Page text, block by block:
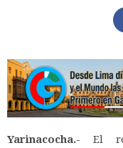
Yarinacocha.- El